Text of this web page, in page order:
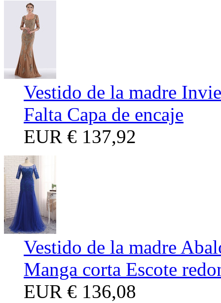
Vestido de la madre
Falta Capa de encaje
EUR € 137,92
Vestido de la madre
Manga corta Escote
EUR € 136,08